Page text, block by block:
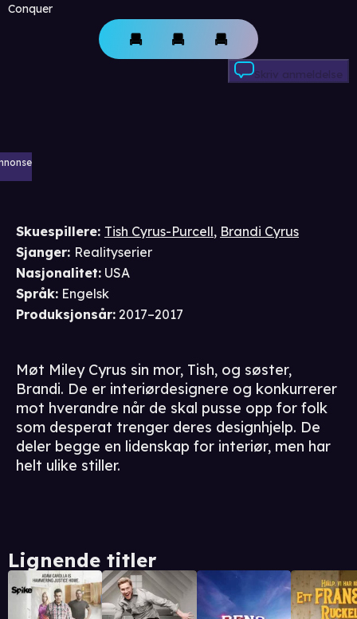
Conquer
Skriv anmeldelse
Skuespillere: Tish Cyrus-Purcell, Brandi Cyrus
Sjanger: Realityserier
Nasjonalitet: USA
Språk: Engelsk
Produksjonsår: 2017–2017
Møt Miley Cyrus sin mor, Tish, og søster,
Brandi. De er interiørdesignere og konkurrerer
mot hverandre når de skal pusse opp for folk
som desperat trenger deres designhjelp. De
deler begge en lidenskap for interiør, men har
helt ulike stiller.
Lignende titler